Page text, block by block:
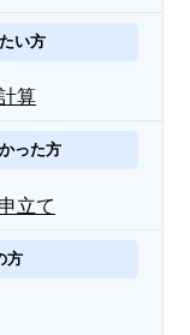
い方
算
った方
立て
方